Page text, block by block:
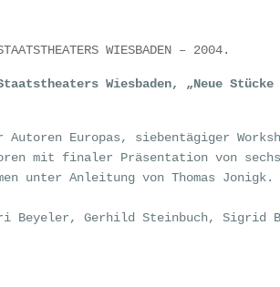
WIESBADEN – 2004.
Wiesbaden, „Neue Stücke
Autoren Europas, siebentägiger
mit finaler Präsentation von sechs
unter Anleitung von Thomas Jonigk.
Beyeler, Gerhild Steinbuch, Sigrid